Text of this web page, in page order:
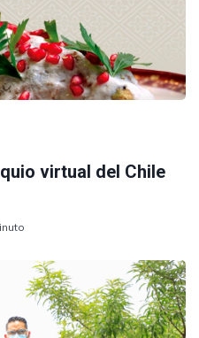
virtual del Chile